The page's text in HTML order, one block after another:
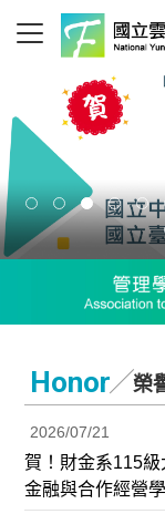
Honor／榮
2026/07/21
賀！財金系115
金融與合作經營